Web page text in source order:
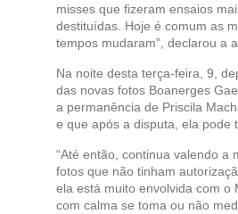
misses que fizeram ensaios
destituídas. Hoje é comum as
tempos mudaram”, declarou a
Na noite desta terça-feira, 9,
das novas fotos Boanerges
a permanência de Priscila
e que após a disputa, ela pode
“Até então, continua valendo a
fotos que não tinham
ela está muito envolvida com o
com calma se toma ou não